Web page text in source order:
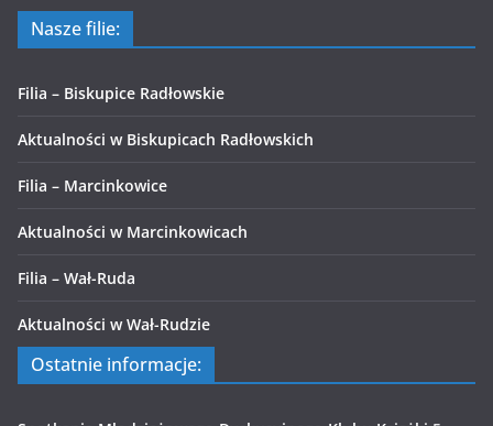
Nasze filie:
Filia – Biskupice Radłowskie
Aktualności w Biskupicach Radłowskich
Filia – Marcinkowice
Aktualności w Marcinkowicach
Filia – Wał-Ruda
Aktualności w Wał-Rudzie
Ostatnie informacje: